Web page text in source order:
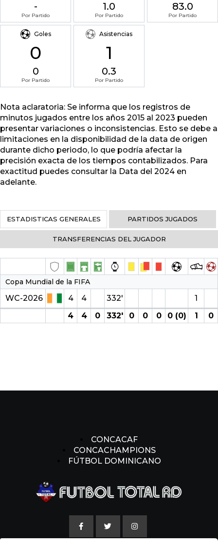
-
Por Partido
1.0
Por Partido
83.0
Por Partido
Goles
0
0
Por Partido
Asistencias
1
0.3
Por Partido
Nota aclaratoria: Se informa que los registros de
minutos jugados entre los años 2015 al 2023 pueden
presentar variaciones o inconsistencias. Esto se debe a
limitaciones en la disponibilidad de la data de origen
durante dicho periodo, lo que podría afectar la
precisión exacta de los tiempos contabilizados. Para
exactitud puedes consultar la Data del 2024 en
adelante.
ESTADISTICAS GENERALES PARTIDOS JUGADOS
TRANSFERENCIAS DEL JUGADOR
Copa Mundial de la FIFA
WC-2026 4 4 332′
1
4
4 0 332′ 0 0 0 0 (0) 1 0
CONCACAF
CONCACHAMPIONS
FÚTBOL DOMINICANO